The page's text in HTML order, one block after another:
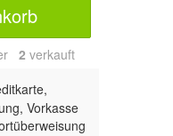
2 verkauft
Vorkasse